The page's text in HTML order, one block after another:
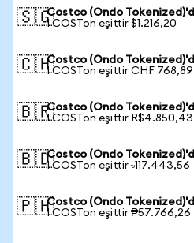
🇸🇬Costco (Ondo
1 COSTon eşittir $1.216,20
🇨🇭Costco (Ondo
1 COSTon eşittir CHF 768,89
🇧🇷Costco (Ondo
1 COSTon eşittir R$4.850,43
🇧🇩Costco (Ondo
1 COSTon eşittir ৳117.443,56
🇵🇭Costco (Ondo
1 COSTon eşittir ₱57.766,26